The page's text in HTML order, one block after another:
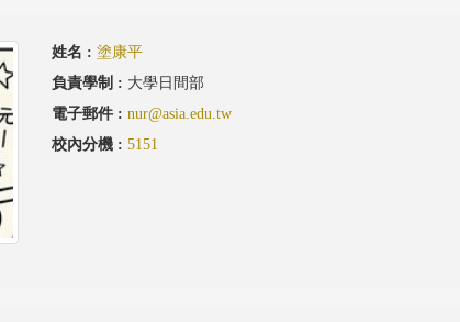
姓名 : 塗康平
負責學制 : 大學日間部
電子郵件 : nur@asia.edu.tw
校內分機 : 5151